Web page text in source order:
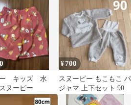
ー キッズ 水
ヌーピー
¥700
スヌーピー もこもこ パ
ジャマ 上下セット 90